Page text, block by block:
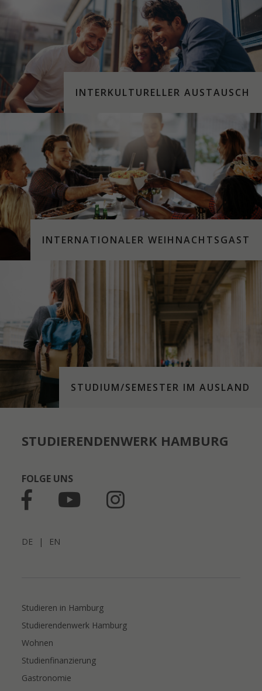
INTERKULTURELLER AUSTAUSCH
INTERNATIONALER WEIHNACHTSGAST
STUDIUM/SEMESTER IM AUSLAND
STUDIERENDENWERK HAMBURG
FOLGE UNS
DE | EN
Studieren in Hamburg
Studierendenwerk Hamburg
Wohnen
Studienfinanzierung
Gastronomie